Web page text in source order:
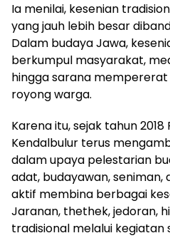
Ia menilai, kesenian
yang jauh lebih besar
Dalam budaya Jawa,
berkumpul masyarakat,
hingga sarana
royong warga.
Karena itu, sejak tahun
Kendalbulur terus
dalam upaya pelestarian
adat, budayawan, seniman,
aktif membina berbagai
Jaranan, thethek, jedoran,
tradisional melalui kegiatan